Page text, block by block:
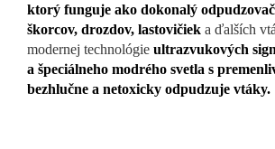
ktorý funguje ako dokonalý
škorcov, drozdov, lastovičiek a ďalších
modernej technológie ultrazvukových
a špeciálneho modrého svetla s
bezhlučne a netoxicky odpudzuje vtáky.